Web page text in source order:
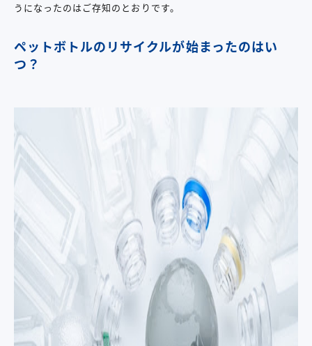
うになったのはご存知のとおりです。
ペットボトルのリサイクルが始まったのはい
つ？